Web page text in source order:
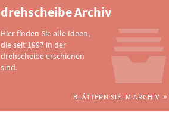
drehscheibe Archiv
Hier finden Sie alle Ideen,
die seit 1997 in der
drehscheibe erschienen
sind.
BLÄTTERN SIE IM ARCHIV